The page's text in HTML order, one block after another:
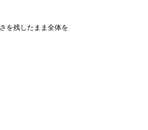
を残したまま全体を